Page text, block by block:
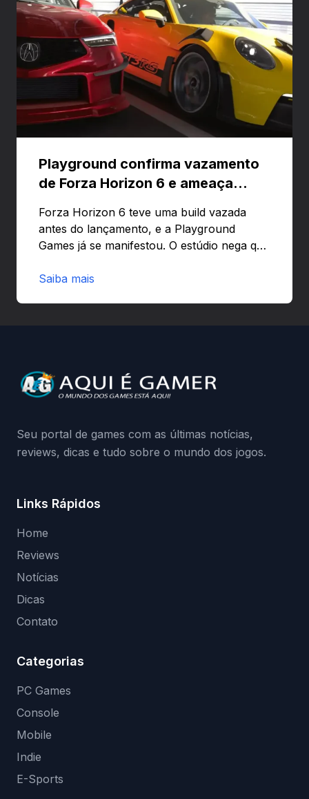
Playground confirma vazamento
de Forza Horizon 6 e ameaça
Forza Horizon 6 teve uma build vazada
antes do lançamento, e a Playground
Games já se manifestou. O estúdio nega que
preload e avisa que quem usar versões não
da Playground: negação do preload,
medidas contra acessos não autorizados
Saiba mais
Seu portal de games com as últimas notícias,
reviews, dicas e tudo sobre o mundo dos jogos.
Links Rápidos
Home
Reviews
Notícias
Dicas
Contato
Categorias
PC Games
Console
Mobile
Indie
E-Sports